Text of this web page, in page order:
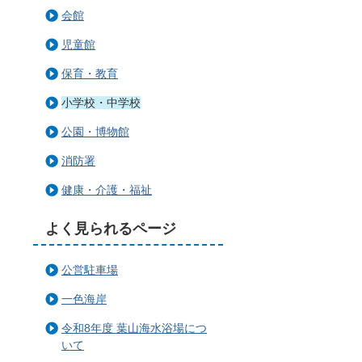
会館
児童館
保育・教育
小学校・中学校
公園・博物館
消防署
健康・介護・福祉
よく見られるページ
公営駐車場
一色海岸
令和8年度 葉山海水浴場につ
いて